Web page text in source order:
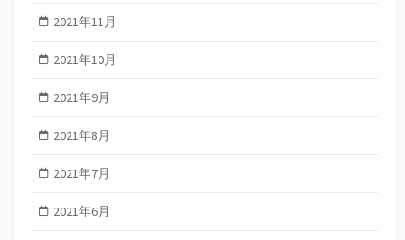
2021年11月
2021年10月
2021年9月
2021年8月
2021年7月
2021年6月